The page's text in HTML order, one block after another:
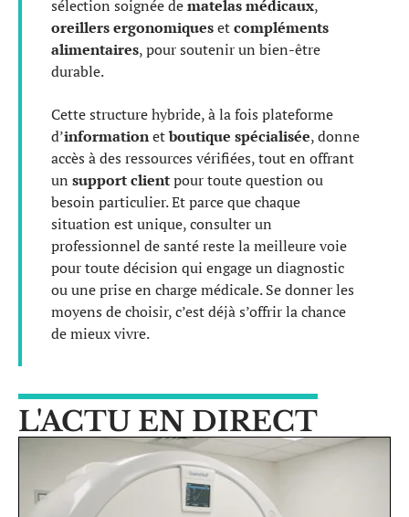
sélection soignée dematelas médicaux,
oreillers ergonomiquesetcompléments
alimentaires, pour soutenir un bien-être
durable.
Cette structure hybride, à la fois plateforme
d’informationetboutique spécialisée, donne
accès à des ressources vérifiées, tout en offrant
un support clientpour toute question ou
besoin particulier. Et parce que chaque
situation est unique, consulter un
professionnel de santé reste la meilleure voie
pour toute décision qui engage un diagnostic
ou une prise en charge médicale. Se donner les
moyens de choisir, c’est déjà s’offrir la chance
de mieux vivre.
L'ACTU EN DIRECT